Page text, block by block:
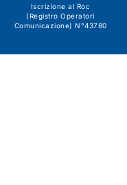
Iscrizione al Roc
(Registro Operatori
Comunicazione) N°43780